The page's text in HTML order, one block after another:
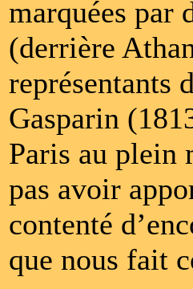
marquées par
(derrière
représentants
Gasparin
Paris au plein
pas avoir
contenté
que nous fait